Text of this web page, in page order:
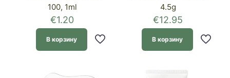
100, 1ml
€1.20
В корзину
4.5g
€12.95
В корзину